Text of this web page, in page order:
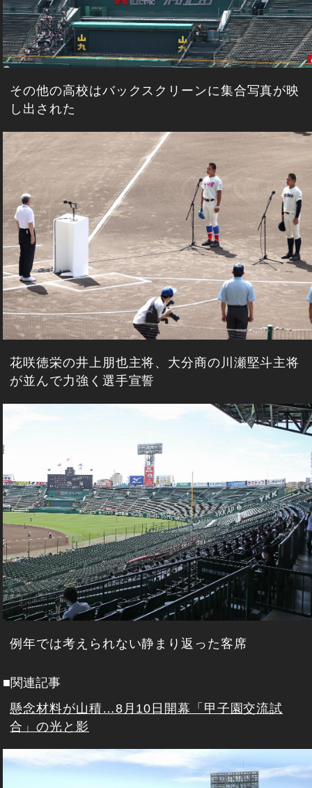
その他の高校はバックスクリーンに集合写真が映
し出された
花咲徳栄の井上朋也主将、大分商の川瀬堅斗主将
が並んで力強く選手宣誓
例年では考えられない静まり返った客席
■関連記事
懸念材料が山積…8月10日開幕「甲子園交流試
合」の光と影